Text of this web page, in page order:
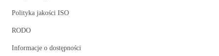
Polityka jakości ISO
RODO
Informacje o dostępności